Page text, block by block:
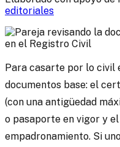
editoriales
Para casarte por lo civil
documentos base: el
(con una antigüedad
o pasaporte en vigor y
empadronamiento. Si